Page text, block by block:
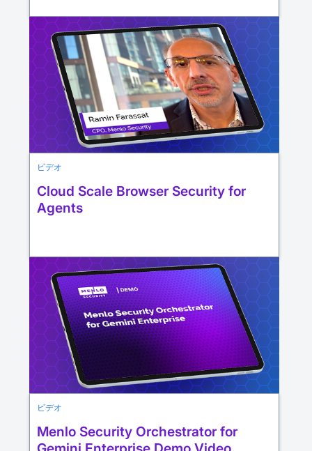
ビデオ
Cloud Scale Browser Security for
Agents
ビデオ
Menlo Security Orchestrator for